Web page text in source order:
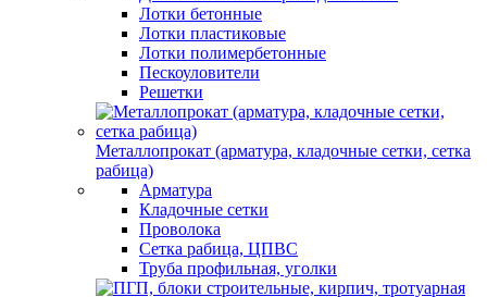
Лотки бетонные
Лотки пластиковые
Лотки полимербетонные
Пескоуловители
Решетки
Металлопрокат (арматура, кладочные сетки, сетка
рабица)
Арматура
Кладочные сетки
Проволока
Сетка рабица, ЦПВС
Труба профильная, уголки